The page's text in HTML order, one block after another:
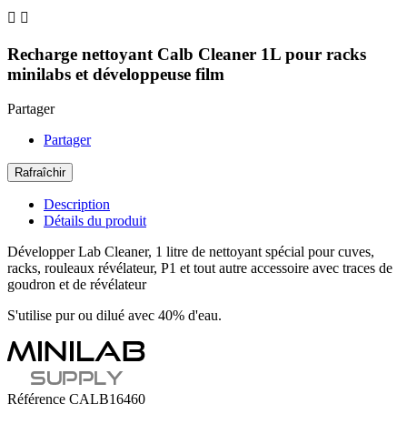
 
Recharge nettoyant Calb Cleaner 1L pour racks
minilabs et développeuse film
Partager
Partager
Description
Détails du produit
Développer Lab Cleaner, 1 litre de nettoyant spécial pour cuves,
racks, rouleaux révélateur, P1 et tout autre accessoire avec traces de
goudron et de révélateur
S'utilise pur ou dilué avec 40% d'eau.
Référence CALB16460